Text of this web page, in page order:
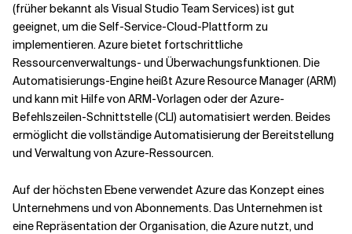
(früher bekannt als Visual Studio Team Services) ist gut
geeignet, um die Self-Service-Cloud-Plattform zu
implementieren. Azure bietet fortschrittliche
Ressourcenverwaltungs- und Überwachungsfunktionen. Die
Automatisierungs-Engine heißt Azure Resource Manager (ARM)
und kann mit Hilfe von ARM-Vorlagen oder der Azure-
Befehlszeilen-Schnittstelle (CLI) automatisiert werden. Beides
ermöglicht die vollständige Automatisierung der Bereitstellung
und Verwaltung von Azure-Ressourcen.
Auf der höchsten Ebene verwendet Azure das Konzept eines
Unternehmens und von Abonnements. Das Unternehmen ist
eine Repräsentation der Organisation, die Azure nutzt, und